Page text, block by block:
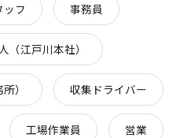
フ 事務員
（江戸川本社）
） 収集ドライバー
工場作業員 営業